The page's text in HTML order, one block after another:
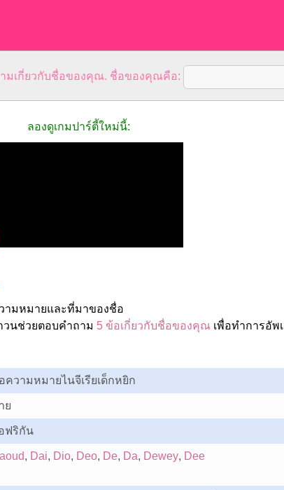
มเกี่ยวกับชื่อของคุณ. ชื่อของคุณคือ:
ลองดูเกมปาร์ตี้ใหม่นี้:
มหมายและที่มาของชื่อ
วนช่วยตอบคำถาม 5 ข้อเกี่ยวกับชื่อของคุณเพื่อทำการอัพ
ความหมายไนจีเรียเด็กหยิก
ย
ฟริกัน
, Dai, Dio, Deo, De, Da, Dewey, Dee